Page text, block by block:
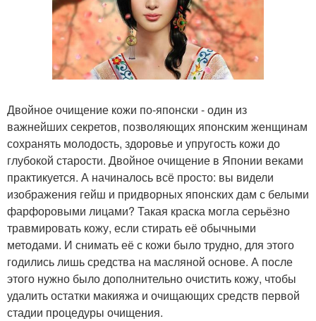
Двойное очищение кожи по-японски - один из
важнейших секретов, позволяющих японским женщинам
сохранять молодость, здоровье и упругость кожи до
глубокой старости. Двойное очищение в Японии веками
практикуется. А начиналось всё просто: вы видели
изображения гейш и придворных японских дам с белыми
фарфоровыми лицами? Такая краска могла серьёзно
травмировать кожу, если стирать её обычными
методами. И снимать её с кожи было трудно, для этого
годились лишь средства на масляной основе. А после
этого нужно было дополнительно очистить кожу, чтобы
удалить остатки макияжа и очищающих средств первой
стадии процедуры очищения.